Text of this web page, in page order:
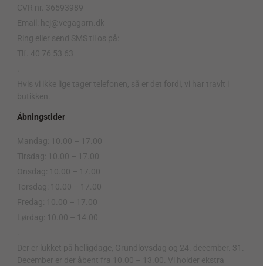
CVR nr. 36593989
Email: hej@vegagarn.dk
Ring eller send SMS til os på:
Tlf. 40 76 53 63
Hvis vi ikke lige tager telefonen, så er det fordi, vi har travlt i
butikken.
Åbningstider
Mandag: 10.00 – 17.00
Tirsdag: 10.00 – 17.00
Onsdag: 10.00 – 17.00
Torsdag: 10.00 – 17.00
Fredag: 10.00 – 17.00
Lørdag: 10.00 – 14.00
Der er lukket på helligdage, Grundlovsdag og 24. december. 31.
December er der åbent fra 10.00 – 13.00. Vi holder ekstra